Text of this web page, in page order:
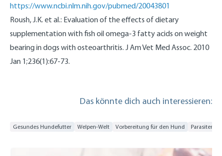
https://www.ncbi.nlm.nih.gov/pubmed/20043801
Roush, J.K. et al.: Evaluation of the effects of dietary
supplementation with fish oil omega-3 fatty acids on weight
bearing in dogs with osteoarthritis. J Am Vet Med Assoc. 2010
Jan 1;236(1):67-73.
Das könnte dich auch interessieren:
Gesundes Hundefutter Welpen-Welt Vorbereitung für den Hund